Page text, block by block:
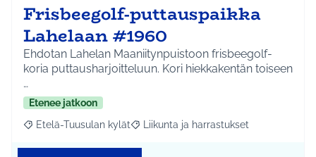
Frisbeegolf-puttauspaikka
Lahelaan #1960
Ehdotan Lahelan Maaniitynpuistoon frisbeegolf-
koria puttausharjoitteluun. Kori hiekkakentän toiseen
…
Etenee jatkoon
Rajaa tulokset aihepiirin mukaan: Etelä-Tuusulan kylät
Etelä-Tuusulan kylät Rajaa tulokset teeman mukaan:
Liikunta ja harrastukset